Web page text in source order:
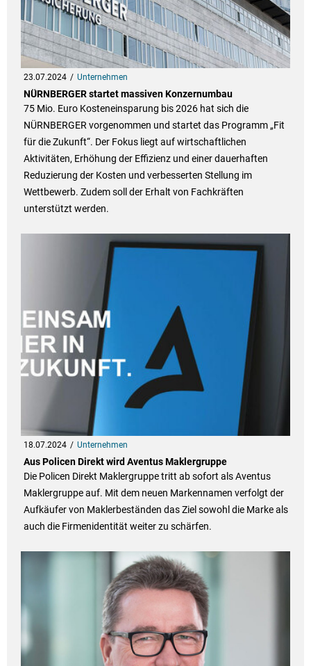
23.07.2024 Unternehmen
NÜRNBERGER startet massiven Konzernumbau
75 Mio. Euro Kosteneinsparung bis 2026 hat sich die
NÜRNBERGER vorgenommen und startet das Programm „Fit
für die Zukunft“. Der Fokus liegt auf wirtschaftlichen
Aktivitäten, Erhöhung der Effizienz und einer dauerhaften
Reduzierung der Kosten und verbesserten Stellung im
Wettbewerb. Zudem soll der Erhalt von Fachkräften
unterstützt werden.
18.07.2024 Unternehmen
Aus Policen Direkt wird Aventus Maklergruppe
Die Policen Direkt Maklergruppe tritt ab sofort als Aventus
Maklergruppe auf. Mit dem neuen Markennamen verfolgt der
Aufkäufer von Maklerbeständen das Ziel sowohl die Marke als
auch die Firmenidentität weiter zu schärfen.